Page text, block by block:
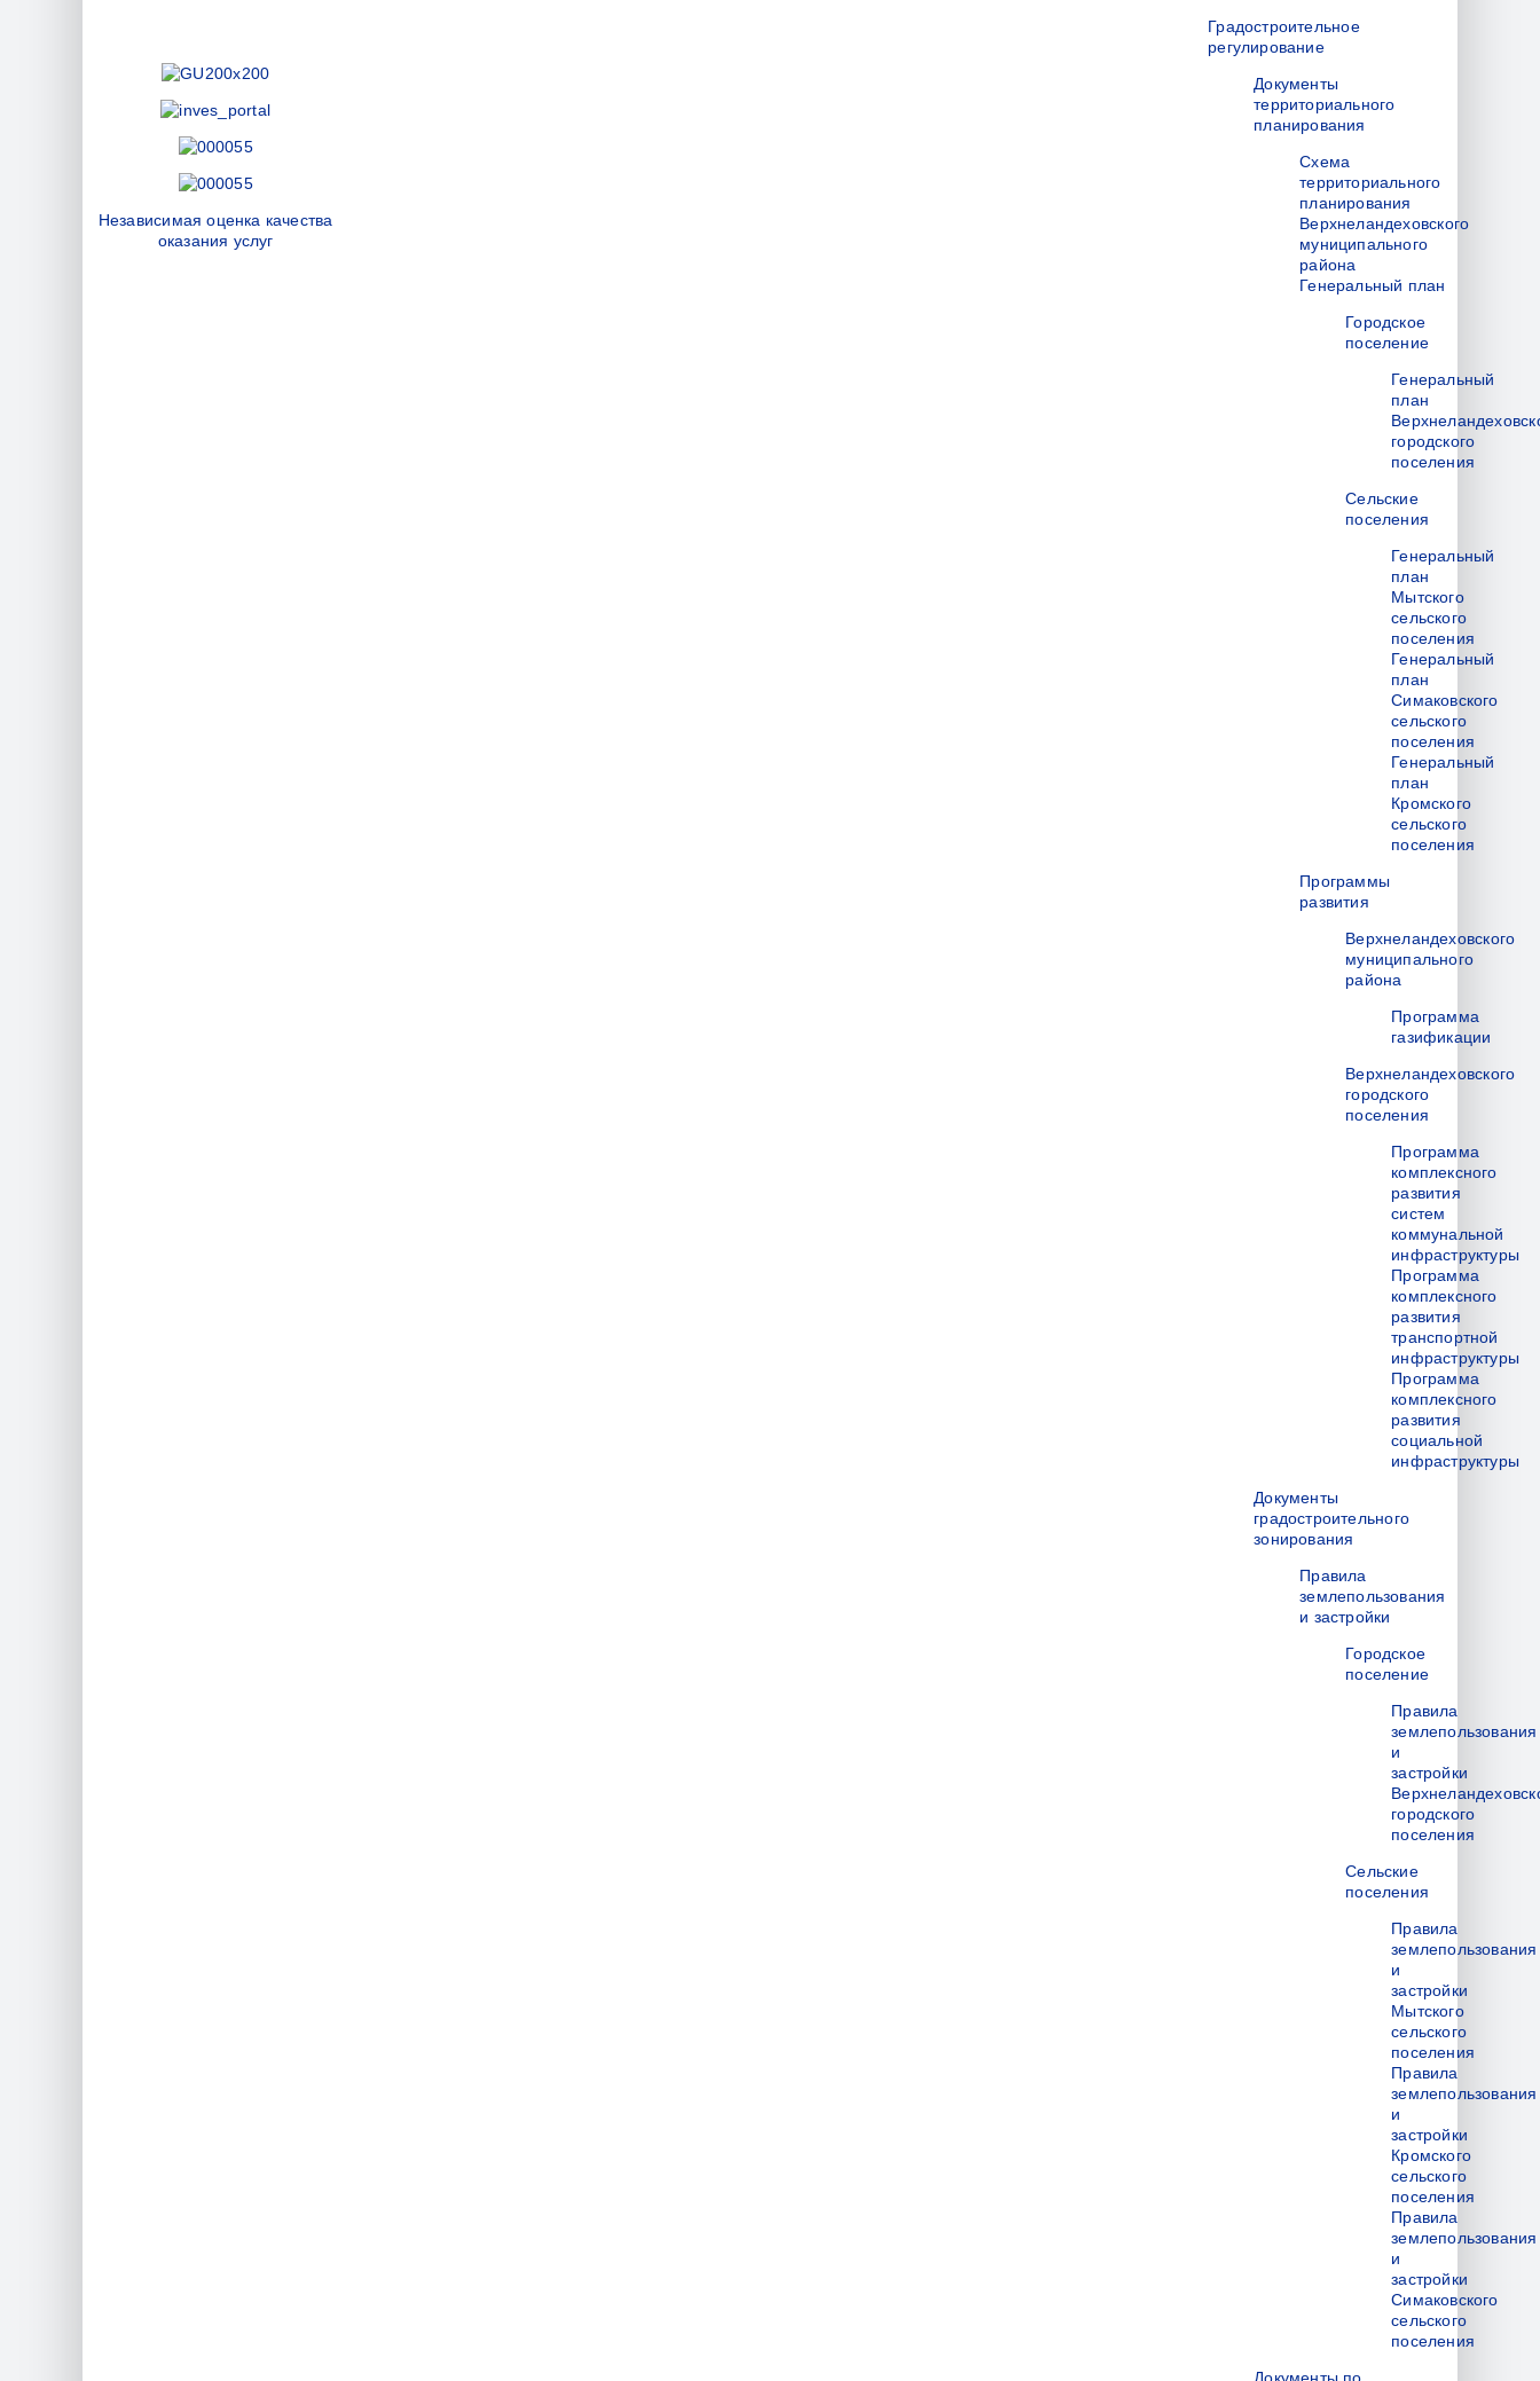
Независимая оценка качества
оказания услуг
Градостроительное
регулирование
Документы
территориального
планирования
Схема
территориального
планирования
Верхнеландеховского
муниципального
района
Генеральный план
Городское
поселение
Генеральный
план
городского
поселения
Сельские
поселения
Генеральный
план
Мытского
сельского
поселения
Генеральный
план
Симаковского
сельского
поселения
Генеральный
план
Кромского
сельского
поселения
Программы
развития
Верхнеландеховского
муниципального
района
Программа
газификации
Верхнеландеховского
городского
поселения
Программа
комплексного
развития
систем
коммунальной
инфраструктуры
Программа
комплексного
развития
транспортной
инфраструктуры
Программа
комплексного
развития
социальной
инфраструктуры
Документы
градостроительного
зонирования
Правила
землепользования
и застройки
Городское
поселение
Правила
землепользования
и
застройки
городского
поселения
Сельские
поселения
Правила
землепользования
и
застройки
Мытского
сельского
поселения
Правила
землепользования
и
застройки
Кромского
сельского
поселения
Правила
землепользования
и
застройки
Симаковского
сельского
поселения